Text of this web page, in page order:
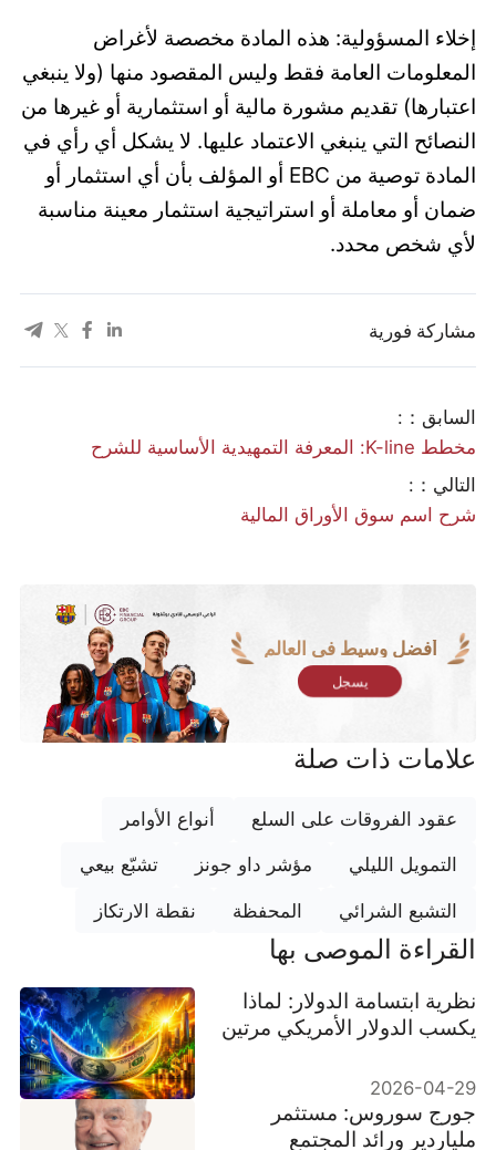
إخلاء المسؤولية: هذه المادة مخصصة لأغراض
المعلومات العامة فقط وليس المقصود منها (ولا ينبغي
اعتبارها) تقديم مشورة مالية أو استثمارية أو غيرها من
النصائح التي ينبغي الاعتماد عليها. لا يشكل أي رأي في
المادة توصية من EBC أو المؤلف بأن أي استثمار أو
ضمان أو معاملة أو استراتيجية استثمار معينة مناسبة
لأي شخص محدد.
مشاركة فورية
السابق：:
مخطط K-line: المعرفة التمهيدية الأساسية للشرح
التالي：:
شرح اسم سوق الأوراق المالية
أفضل وسيط في العالم
يسجل
علامات ذات صلة
عقود الفروقات على السلع أنواع الأوامر
التمويل الليلي مؤشر داو جونز تشبّع بيعي
التشبع الشرائي المحفظة نقطة الارتكاز
القراءة الموصى بها
نظرية ابتسامة الدولار: لماذا
يكسب الدولار الأمريكي مرتين
2026-04-29
جورج سوروس: مستثمر
ملياردير ورائد المجتمع